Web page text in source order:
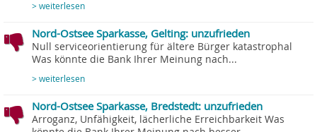
> weiterlesen
Nord-Ostsee Sparkasse, Gelting: unzufrieden
Null serviceorientierung für ältere Bürger katastrophal
Was könnte die Bank Ihrer Meinung nach...
> weiterlesen
Nord-Ostsee Sparkasse, Bredstedt: unzufrieden
Arroganz, Unfähigkeit, lächerliche Erreichbarkeit Was